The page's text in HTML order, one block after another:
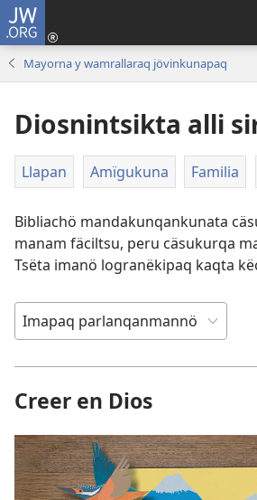
JW.ORG
Mayorna y wamrallaraq jövinkunapaq
Diosnintsikta alli
Llapan Amïgukuna Familia
Bibliachö mandakunqankunata
manam fäciltsu, peru cäsukurqa
Tsëta imanö logranëkipaq kaqta
Creer en Dios